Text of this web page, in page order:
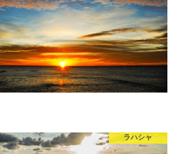
ラハシャ